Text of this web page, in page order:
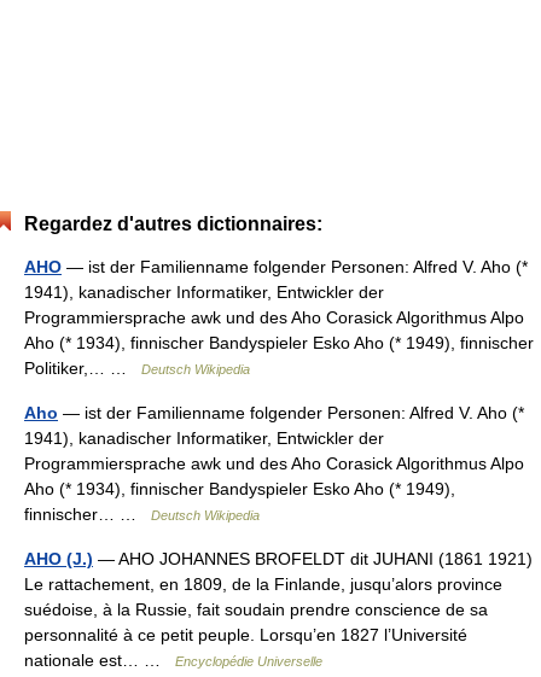
Regardez d'autres dictionnaires:
AHO — ist der Familienname folgender Personen: Alfred V. Aho (*
1941), kanadischer Informatiker, Entwickler der
Programmiersprache awk und des Aho Corasick Algorithmus Alpo
Aho (* 1934), finnischer Bandyspieler Esko Aho (* 1949), finnischer
Politiker,… …
Deutsch Wikipedia
Aho — ist der Familienname folgender Personen: Alfred V. Aho (*
1941), kanadischer Informatiker, Entwickler der
Programmiersprache awk und des Aho Corasick Algorithmus Alpo
Aho (* 1934), finnischer Bandyspieler Esko Aho (* 1949),
finnischer… …
Deutsch Wikipedia
AHO (J.) — AHO JOHANNES BROFELDT dit JUHANI (1861 1921)
Le rattachement, en 1809, de la Finlande, jusqu’alors province
suédoise, à la Russie, fait soudain prendre conscience de sa
personnalité à ce petit peuple. Lorsqu’en 1827 l’Université
nationale est… …
Encyclopédie Universelle